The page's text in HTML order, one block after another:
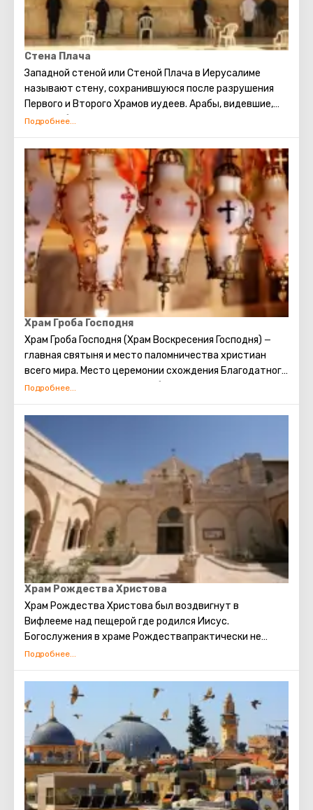
пещера Избиенных младенцев.
Стена Плача
Западной стеной или Стеной Плача в Иерусалиме
называют стену, сохранившуюся после разрушения
Первого и Второго Храмов иудеев. Арабы, видевшие,
как скорбят евреи о разрушении храма, прозвали это
традиция: стоя у Стены Плача просить о самом
сокровенном. Можно также вложить между камней
Стены записку с заветным желанием, которое
непременно сбудется. Собираясь посетить Стену
Плача, следует помнить о том, что это возможно
только в скромной одежде, прикрывающей колени и
плечи.
Храм Гроба Господня
Храм Гроба Господня (Храм Воскресения Господня) —
главная святыня и место паломничества христиан
всего мира. Место церемонии схождения Благодатного
огня. Место распятия, погребения и воскрешения
Храм Рождества Христова
Храм Рождества Христова был воздвигнут в
Вифлееме над пещерой где родился Иисус.
Богослужения в храме Рождествапрактически не
прерывались с ранневизантийской эпохи. Современное
единственным христианским храмом в
Палестине, сохранившимся с домусульманского
периода.